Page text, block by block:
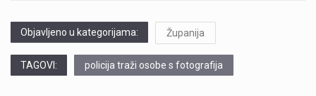
Objavljeno u kategorijama: Županija
TAGOVI: policija traži osobe s fotografija